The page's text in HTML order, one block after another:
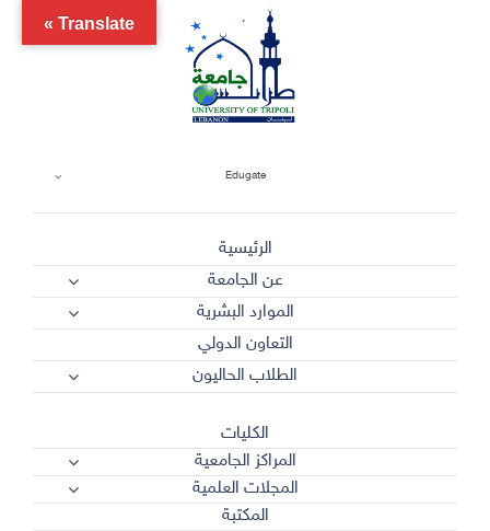
Edugate
الرئيسية
عن الجامعة
الموارد البشرية
التعاون الدولي
الطلاب الحاليون
الكليات
المراكز الجامعية
المجلات العلمية
المكتبة
Translate »